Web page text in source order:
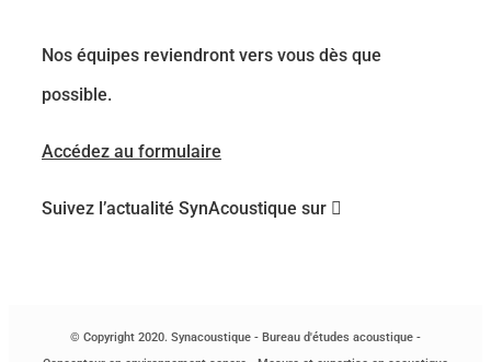
Nos équipes reviendront vers vous dès que
possible.
Accédez au formulaire
Suivez l’actualité SynAcoustique sur
© Copyright 2020. Synacoustique - Bureau d'études acoustique -